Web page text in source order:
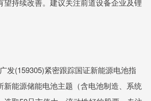
望持续改善。建议关注前道设备企业及锂
(159305)紧密跟踪国证新能源电池指
新能源储能电池主题（含电池制造、系统